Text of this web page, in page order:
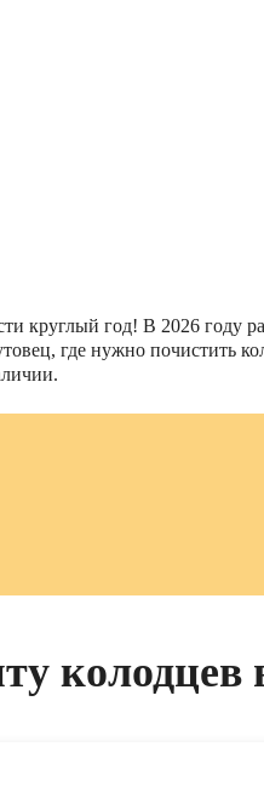
круглый год! В 2026 году
где нужно
колодцев